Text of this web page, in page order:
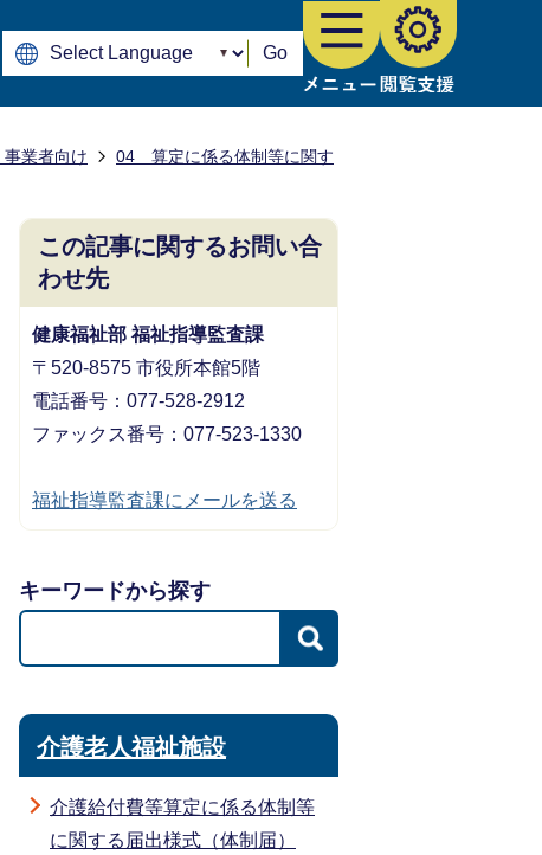
Go
業者向け
04 算定に係る体制等に関す
この記事に関するお問い合
わせ先
健康福祉部 福祉指導監査課
〒520-8575 市役所本館5階
電話番号：077-528-2912
ファックス番号：077-523-1330
福祉指導監査課にメールを送る
キーワードから探す
介護老人福祉施設
介護給付費等算定に係る体制等
に関する届出様式（体制届）